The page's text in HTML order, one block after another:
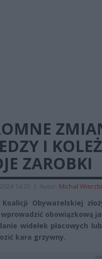
I
ZAROBKI
14:20 | Autor: Michał
Koalicji Obywatelskiej
obowiązkową
widełek płacowych
kara grzywny.